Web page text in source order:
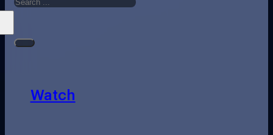
Watch